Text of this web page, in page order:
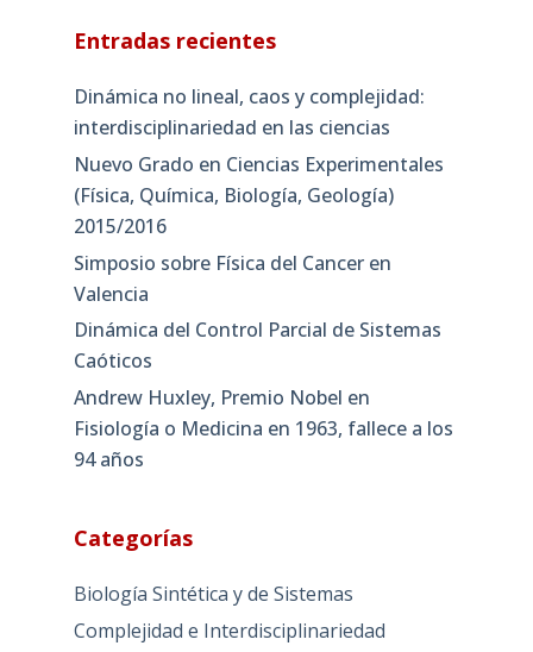
Entradas recientes
Dinámica no lineal, caos y complejidad:
interdisciplinariedad en las ciencias
Nuevo Grado en Ciencias Experimentales
(Física, Química, Biología, Geología)
2015/2016
Simposio sobre Física del Cancer en
Valencia
Dinámica del Control Parcial de Sistemas
Caóticos
Andrew Huxley, Premio Nobel en
Fisiología o Medicina en 1963, fallece a los
94 años
Categorías
Biología Sintética y de Sistemas
Complejidad e Interdisciplinariedad